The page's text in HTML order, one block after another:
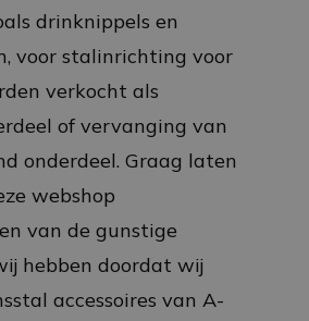
drinknippels en
voor stalinrichting voor
verkocht als
of vervanging van
onderdeel. Graag laten
webshop
van de gunstige
hebben doordat wij
accessoires van A-